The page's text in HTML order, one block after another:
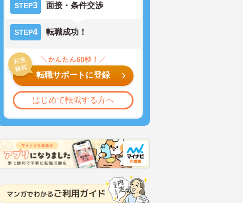
STEP3 面接・条件交渉
STEP4 転職成功！
転職サポートに登録
はじめて転職する方へ